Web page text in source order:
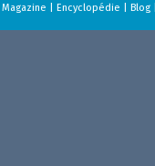
Magazine Encyclopédie Blog|